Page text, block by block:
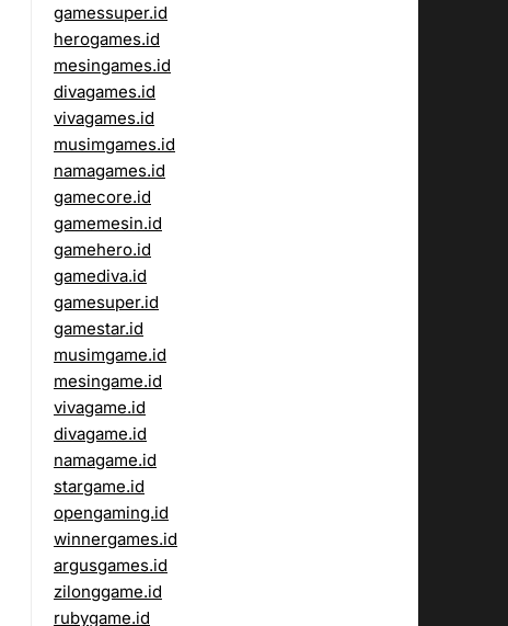
gamessuper.id
herogames.id
mesingames.id
divagames.id
vivagames.id
musimgames.id
namagames.id
gamecore.id
gamemesin.id
gamehero.id
gamediva.id
gamesuper.id
gamestar.id
musimgame.id
mesingame.id
vivagame.id
divagame.id
namagame.id
stargame.id
opengaming.id
winnergames.id
argusgames.id
zilonggame.id
rubygame.id